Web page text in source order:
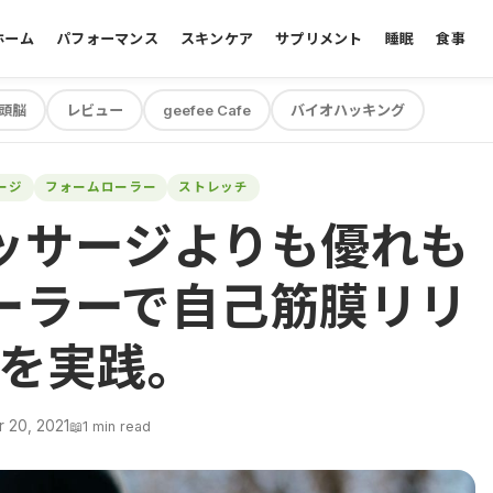
ーム パフォーマンス スキンケア サプリメント 睡眠 食事
脳 レビュー geefee Cafe バイオハッキング
ジ フォームローラー ストレッチ
サージよりも優れも
ーで自己筋膜リリ
実践。
20, 2021📖1 min read